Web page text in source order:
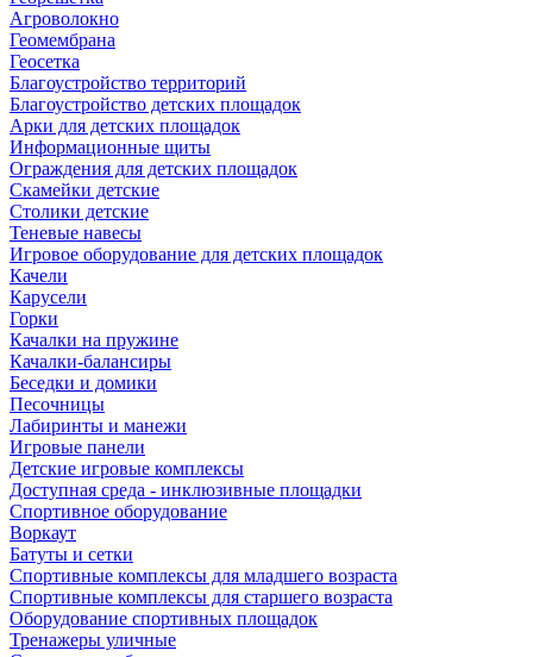
Агроволокно
Геомембрана
Геосетка
Благоустройство территорий
Благоустройство детских площадок
Арки для детских площадок
Информационные щиты
Ограждения для детских площадок
Скамейки детские
Столики детские
Теневые навесы
Игровое оборудование для детских площадок
Качели
Карусели
Горки
Качалки на пружине
Качалки-балансиры
Беседки и домики
Песочницы
Лабиринты и манежи
Игровые панели
Детские игровые комплексы
Доступная среда - инклюзивные площадки
Спортивное оборудование
Воркаут
Батуты и сетки
Спортивные комплексы для младшего возраста
Спортивные комплексы для старшего возраста
Оборудование спортивных площадок
Тренажеры уличные